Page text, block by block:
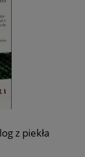
z piekła